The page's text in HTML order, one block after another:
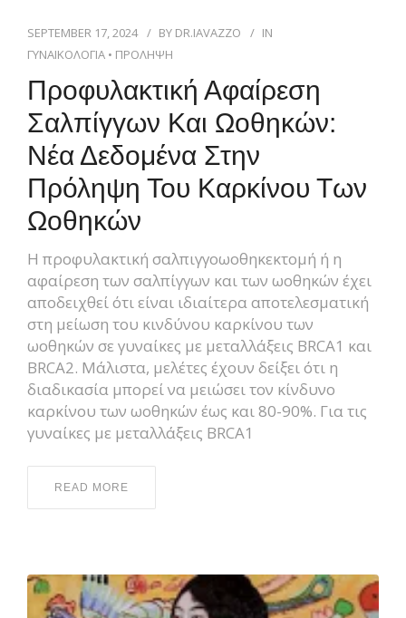
SEPTEMBER 17, 2024 BY DR.IAVAZZO
IN
ΓΥΝΑΙΚΟΛΟΓΙΑ • ΠΡΟΛΗΨΗ
Προφυλακτική Αφαίρεση
Σαλπίγγων Και Ωοθηκών:
Νέα Δεδομένα Στην
Πρόληψη Του Καρκίνου Των
Ωοθηκών
Η προφυλακτική σαλπιγγοωοθηκεκτομή ή η
αφαίρεση των σαλπίγγων και των ωοθηκών έχει
αποδειχθεί ότι είναι ιδιαίτερα αποτελεσματική
στη μείωση του κινδύνου καρκίνου των
ωοθηκών σε γυναίκες με μεταλλάξεις BRCA1 και
BRCA2. Μάλιστα, μελέτες έχουν δείξει ότι η
διαδικασία μπορεί να μειώσει τον κίνδυνο
καρκίνου των ωοθηκών έως και 80-90%. Για τις
γυναίκες με μεταλλάξεις BRCA1
READ MORE